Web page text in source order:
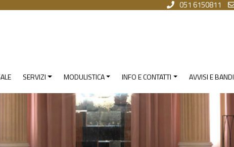
051 6150811
SERVIZI MODULISTICA INFO E CONTATTI AVVISI E BANDI